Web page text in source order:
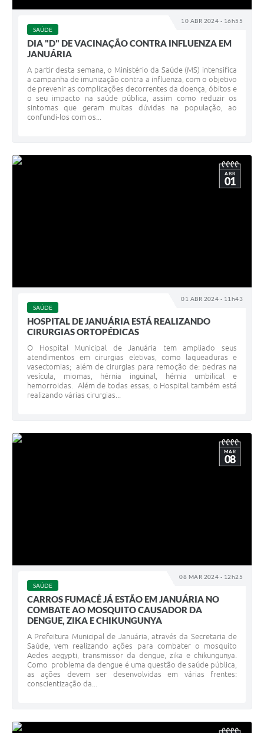
10 ABR 2024 - 16h55
SAÚDE
DIA "D" DE VACINAÇÃO CONTRA INFLUENZA EM
JANUÁRIA
A partir desta semana, o Ministério da Saúde (MS) intensifica
a campanha de imunização contra a influenza, com o objetivo
de prevenir as complicações decorrentes da doença, óbitos e
o seu impacto na saúde pública, assim como reduzir os
sintomas que geram muitas dúvidas na população, ao
confundi-los com os...
01 ABR 2024 - 11h43
ABR
01
SAÚDE
HOSPITAL DE JANUÁRIA ESTÁ REALIZANDO
CIRURGIAS ORTOPÉDICAS
O Hospital Municipal de Januária tem ampliado seus
atendimentos em cirurgias eletivas, como laqueaduras e
vasectomias; além de cirurgias para remoção de: pedras na
vesícula, miomas, hérnia inguinal, hérnia umbilical e
hemorroidas. Além de todas essas, o Hospital também está
realizando várias cirurgias...
08 MAR 2024 - 12h25
MAR
08
SAÚDE
CARROS FUMACÊ JÁ ESTÃO EM JANUÁRIA NO
COMBATE AO MOSQUITO CAUSADOR DA
DENGUE, ZIKA E CHIKUNGUNYA
A Prefeitura Municipal de Januária, através da Secretaria de
Saúde, vem realizando ações para combater o mosquito
Aedes aegypti, transmissor da dengue, zika e chikungunya.
Como problema da dengue é uma questão de saúde pública,
as ações devem ser desenvolvidas em várias frentes:
conscientização da...